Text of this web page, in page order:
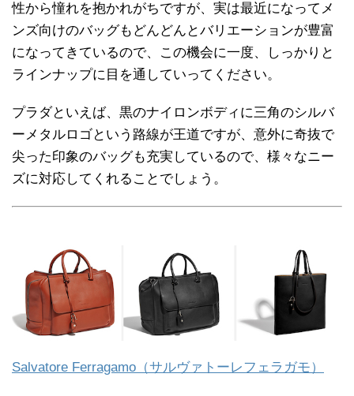
性から憧れを抱かれがちですが、実は最近になってメ
ンズ向けのバッグもどんどんとバリエーションが豊富
になってきているので、この機会に一度、しっかりと
ラインナップに目を通していってください。
プラダといえば、黒のナイロンボディに三角のシルバ
ーメタルロゴという路線が王道ですが、意外に奇抜で
尖った印象のバッグも充実しているので、様々なニー
ズに対応してくれることでしょう。
Salvatore Ferragamo（サルヴァトーレフェラガモ）